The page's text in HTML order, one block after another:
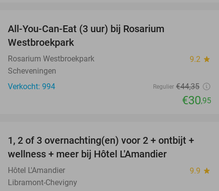
All-You-Can-Eat (3 uur) bij Rosarium
Westbroekpark
Rosarium Westbroekpark 9.2 star
Scheveningen
Verkocht: 994
Regulier €44,35
€30,95
32%
TODAY
1, 2 of 3 overnachting(en) voor 2 + ontbijt +
wellness + meer bij Hôtel L'Amandier
Hôtel L'Amandier 9.9 star
Libramont-Chevigny